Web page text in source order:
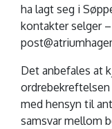
ha lagt seg i
kontakter selger
Det anbefales at
med hensyn til
samsvar mellom